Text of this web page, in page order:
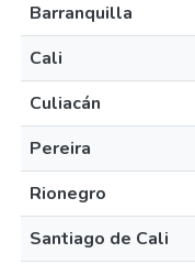
Barranquilla
Cali
Culiacán
Pereira
Rionegro
Santiago de Cali